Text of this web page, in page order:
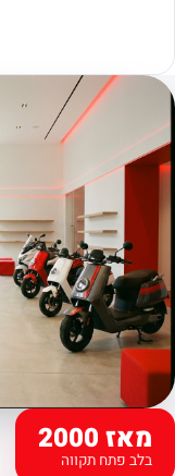
מאז 2000
בלב פתח תקווה
קצת עלינו